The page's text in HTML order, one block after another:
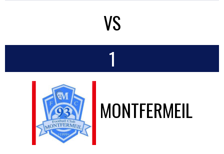
VS
1
MONTFERMEIL